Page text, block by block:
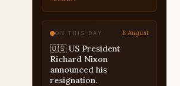
ON THIS DAY 8 August
🇺🇸 US President
Richard Nixon
announced his
resignation.